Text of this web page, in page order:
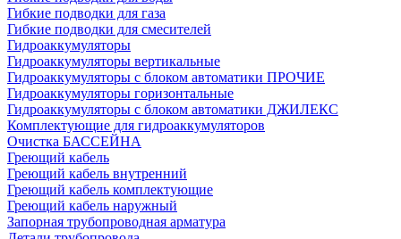
Гибкие подводки для газа
Гибкие подводки для смесителей
Гидроаккумуляторы
Гидроаккумуляторы вертикальные
Гидроаккумуляторы с блоком автоматики ПРОЧИЕ
Гидроаккумуляторы горизонтальные
Гидроаккумуляторы с блоком автоматики ДЖИЛЕКС
Комплектующие для гидроаккумуляторов
Очистка БАССЕЙНА
Греющий кабель
Греющий кабель внутренний
Греющий кабель комплектующие
Греющий кабель наружный
Запорная трубопроводная арматура